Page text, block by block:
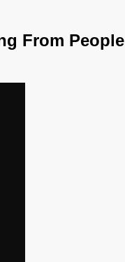
From People